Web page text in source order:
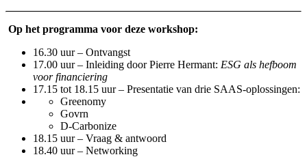
Op het programma voor deze workshop:
16.30 uur – Ontvangst
17.00 uur – Inleiding door Pierre Hermant: ESG als hefboom
voor financiering
17.15 tot 18.15 uur – Presentatie van drie SAAS-oplossingen:
Greenomy
Govrn
D-Carbonize
18.15 uur – Vraag & antwoord
18.40 uur – Networking